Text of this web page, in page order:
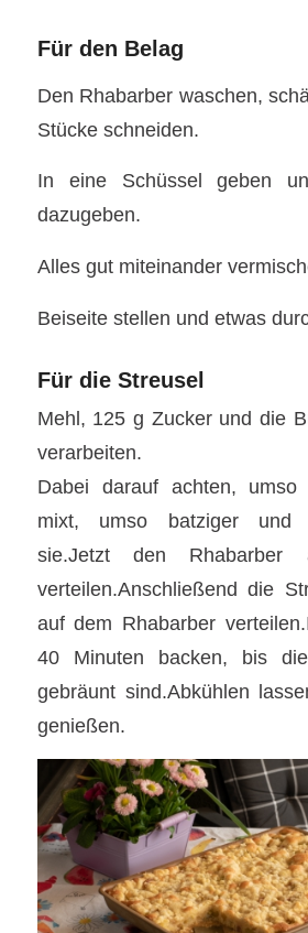
Für den Belag
Den Rhabarber waschen,
Stücke schneiden.
In eine Schüssel geben
dazugeben.
Alles gut miteinander
Beiseite stellen und etwas
Für die Streusel
Mehl, 125 g Zucker und die
verarbeiten.
Dabei darauf achten,
mixt, umso batziger und
sie.Jetzt den
verteilen.Anschließend die
auf dem Rhabarber
40 Minuten backen, bis
gebräunt sind.Abkühlen
genießen.